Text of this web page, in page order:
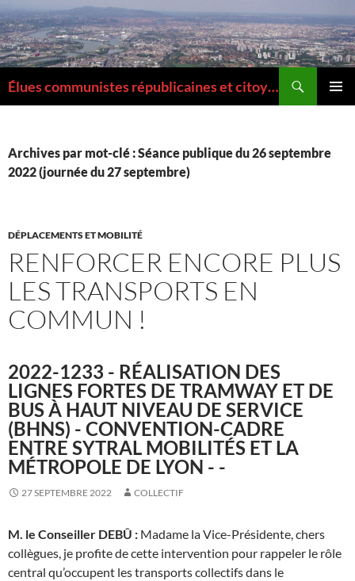
Aller
au
contenu
Élues communistes républicaines et citoyennes de la Métropole de Lyon
Archives par mot-clé : Séance publique du 26 septembre
2022 (journée du 27 septembre)
DÉPLACEMENTS ET MOBILITÉ
RENFORCER ENCORE PLUS
LES TRANSPORTS EN
COMMUN !
2022-1233 - RÉALISATION DES
LIGNES FORTES DE TRAMWAY ET DE
BUS À HAUT NIVEAU DE SERVICE
(BHNS) - CONVENTION-CADRE
ENTRE SYTRAL MOBILITÉS ET LA
MÉTROPOLE DE LYON - -
27 SEPTEMBRE 2022 COLLECTIF
M. le Conseiller DEBÛ : Madame la Vice-Présidente, chers
collègues, je profite de cette intervention pour rappeler le rôle
central qu’occupent les transports collectifs dans le